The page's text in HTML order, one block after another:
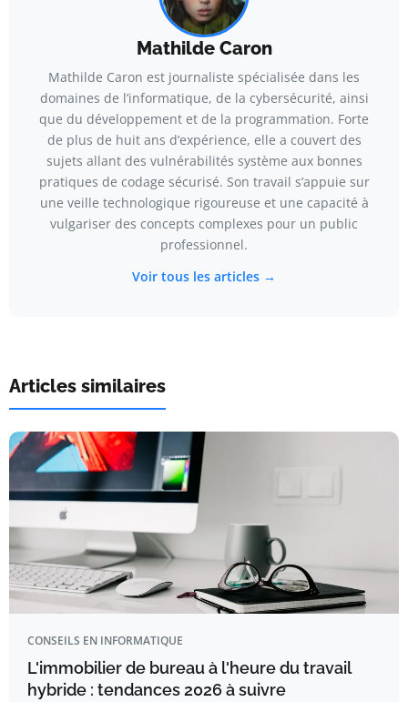
Mathilde Caron
Mathilde Caron est journaliste spécialisée dans les
domaines de l’informatique, de la cybersécurité, ainsi
que du développement et de la programmation. Forte
de plus de huit ans d’expérience, elle a couvert des
sujets allant des vulnérabilités système aux bonnes
pratiques de codage sécurisé. Son travail s’appuie sur
une veille technologique rigoureuse et une capacité à
vulgariser des concepts complexes pour un public
professionnel.
Voir tous les articles →
Articles similaires
CONSEILS EN INFORMATIQUE
L'immobilier de bureau à l'heure du travail
hybride : tendances 2026 à suivre